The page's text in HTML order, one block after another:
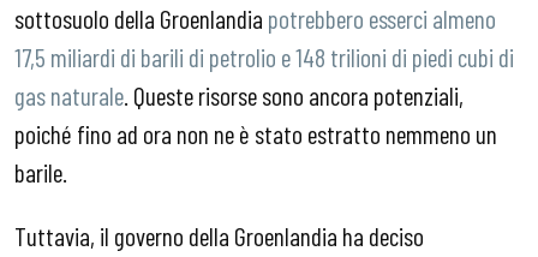
sottosuolo della Groenlandia potrebbero esserci almeno
17,5 miliardi di barili di petrolio e 148 trilioni di piedi cubi di
gas naturale . Queste risorse sono ancora potenziali,
poiché fino ad ora non ne è stato estratto nemmeno un
barile.
Tuttavia, il governo della Groenlandia ha deciso